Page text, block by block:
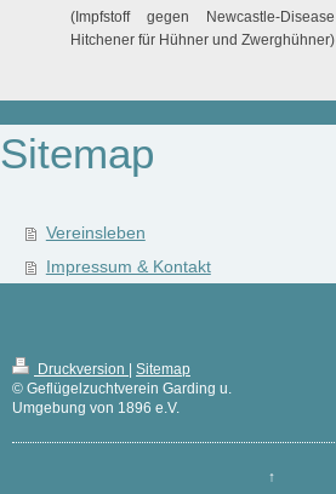
(Impfstoff gegen Newcastle-
Hitchener für Hühner und Zwerghühner)
Sitemap
Vereinsleben
Impressum & Kontakt
Druckversion
Sitemap
© Geflügelzuchtverein Garding u.
Umgebung von 1896 e.V.
↑